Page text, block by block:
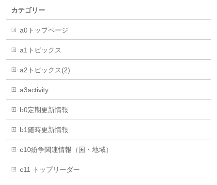
カテゴリー
a0トップページ
a1トピックス
a2トピックス(2)
a3activity
b0定期更新情報
b1随時更新情報
c10紛争関連情報（国・地域）
c11 トップリーダー